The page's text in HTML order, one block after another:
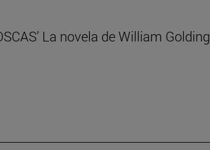
La novela de William Golding